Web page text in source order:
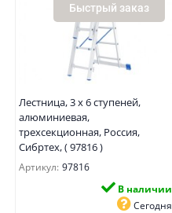
Быстрый заказ
Лестница, 3 х 6 ступеней,
алюминиевая,
трехсекционная, Россия,
Сибртех, ( 97816 )
Артикул: 97816
В наличии
Сегодня